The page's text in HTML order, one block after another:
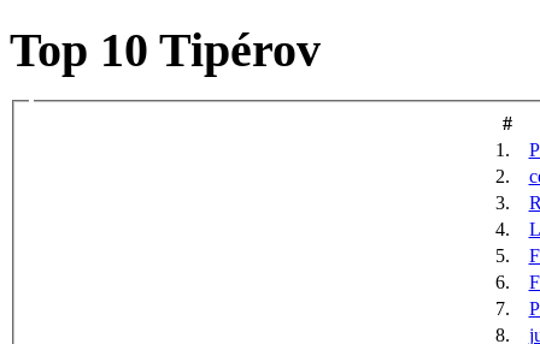
Top 10 Tipérov
#
1.
2.
3.
4.
5.
6.
7.
8.